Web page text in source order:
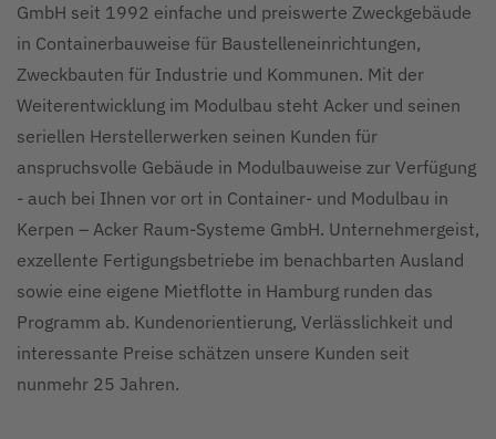
GmbH seit 1992 einfache und preiswerte Zweckgebäude
in Containerbauweise für Baustelleneinrichtungen,
Zweckbauten für Industrie und Kommunen. Mit der
Weiterentwicklung im Modulbau steht Acker und seinen
seriellen Herstellerwerken seinen Kunden für
anspruchsvolle Gebäude in Modulbauweise zur Verfügung
- auch bei Ihnen vor ort in Container- und Modulbau in
Kerpen – Acker Raum-Systeme GmbH. Unternehmergeist,
exzellente Fertigungsbetriebe im benachbarten Ausland
sowie eine eigene Mietflotte in Hamburg runden das
Programm ab. Kundenorientierung, Verlässlichkeit und
interessante Preise schätzen unsere Kunden seit
nunmehr 25 Jahren.